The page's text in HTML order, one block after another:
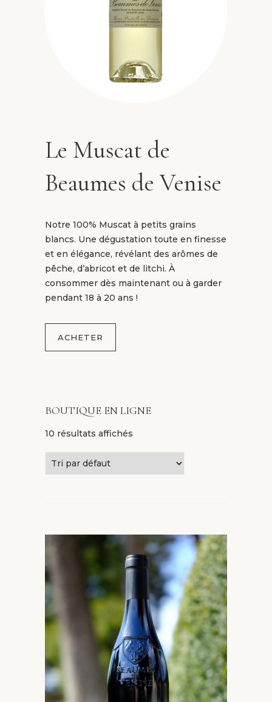
Le Muscat de
Beaumes de Venise
Notre 100% Muscat à petits grains
blancs. Une dégustation toute en finesse
et en élégance, révélant des arômes de
pêche, d’abricot et de litchi. À
consommer dès maintenant ou à garder
pendant 18 à 20 ans !
ACHETER
BOUTIQUE EN LIGNE
10 résultats affichés